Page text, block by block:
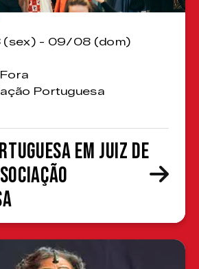
- 09/08 (dom)
Portuguesa
em Juiz de